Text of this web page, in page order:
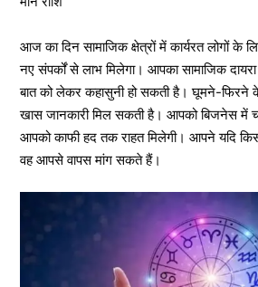
आज का दिन सामाजिक क्षेत्रों में कार्यरत लोगों के
नए संपर्कों से लाभ मिलेगा। आपका सामाजिक
बात को लेकर कहासुनी हो सकती है। घूमने-
खास जानकारी मिल सकती है। आपको बिजनेस में
आपको काफी हद तक राहत मिलेगी। आपने यदि
वह आपसे वापस मांग सकते हैं।